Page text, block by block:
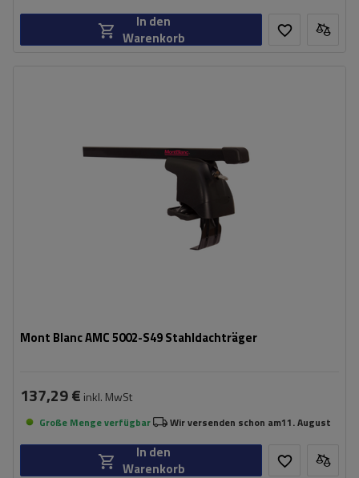
In den
Warenkorb
Mont Blanc AMC 5002-S49 Stahldachträger
137,29 € inkl. MwSt
Große Menge verfügbar Wir versenden schon am11. August
In den
Warenkorb